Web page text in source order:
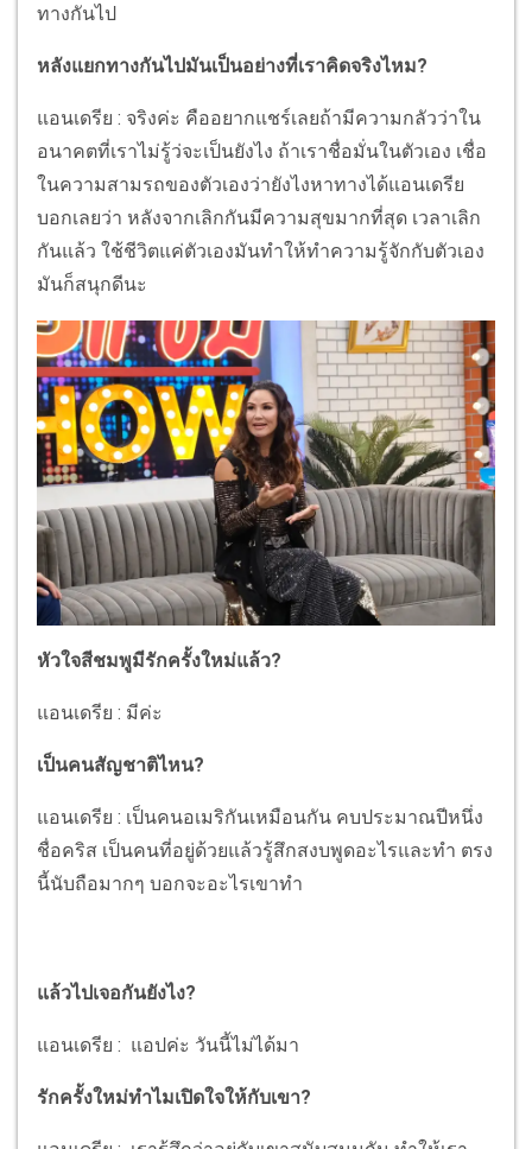
ทางกันไป
หลังแยกทางกันไปมันเป็นอย่างที่เราคิดจริงไหม?
แอนเดรีย : จริงค่ะ คืออยากแชร์เลยถ้ามีความกลัวว่าใน
อนาคตที่เราไม่รู้ว่จะเป็นยังไง ถ้าเราชื่อมั่นในตัวเอง เชื่อ
ในความสามรถของตัวเองว่ายังไงหาทางได้แอนเดรีย
บอกเลยว่า หลังจากเลิกกันมีความสุขมากที่สุด เวลาเลิก
กันแล้ว ใช้ชีวิตแค่ตัวเองมันทำให้ทำความรู้จักกับตัวเอง
มันก็สนุกดีนะ
หัวใจสีชมพูมีรักครั้งใหม่แล้ว?
แอนเดรีย : มีค่ะ
เป็นคนสัญชาติไหน?
แอนเดรีย : เป็นคนอเมริกันเหมือนกัน คบประมาณปีหนึ่ง
ชื่อคริส เป็นคนที่อยู่ด้วยแล้วรู้สึกสงบพูดอะไรและทำ ตรง
นี้นับถือมากๆ บอกจะอะไรเขาทำ
แล้วไปเจอกันยังไง?
แอนเดรีย : แอปค่ะ วันนี้ไม่ได้มา
รักครั้งใหม่ทำไมเปิดใจให้กับเขา?